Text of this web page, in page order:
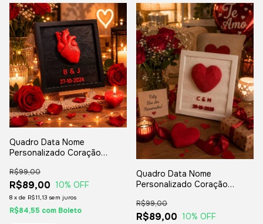
Quadro Data Nome
Personalizado Coração
Namorados
R$89,00
R$99,00
10% OFF
8 x de R$11,13 sem juros
R$84,55 com Boleto
Quadro Data Nome
Personalizado Coração
R$89,00
R$99,00
10% OFF